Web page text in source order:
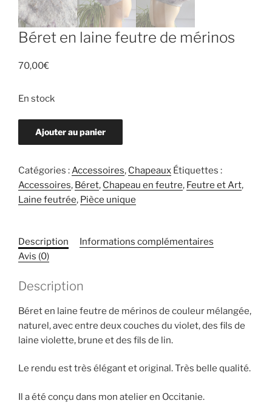
Béret en laine feutre de mérinos
70,00€
En stock
quantité
en
laine
feutre
Ajouter au panier
Catégories :Accessoires, Chapeaux Étiquettes :
Accessoires, Béret, Chapeau en feutre, Feutre et Art,
Laine feutrée, Pièce unique
Description
Informations complémentaires
Avis (0)
Description
Béret en laine feutre de mérinos de couleur mélangée,
naturel, avec entre deux couches du violet, des fils de
laine violette, brune et des fils de lin.
Le rendu est très élégant et original. Très belle qualité.
Il a été conçu dans mon atelier en Occitanie.